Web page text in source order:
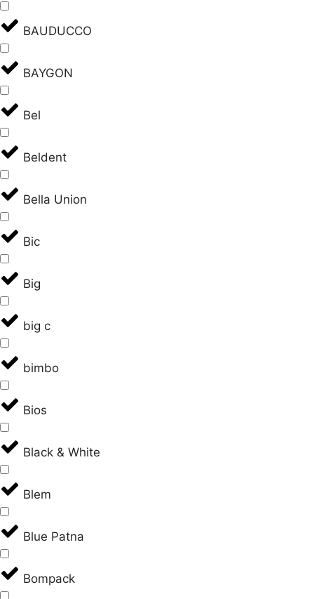
BAUDUCCO
BAYGON
Bel
Beldent
Bella Union
Bic
Big
big c
bimbo
Bios
Black & White
Blem
Blue Patna
Bompack